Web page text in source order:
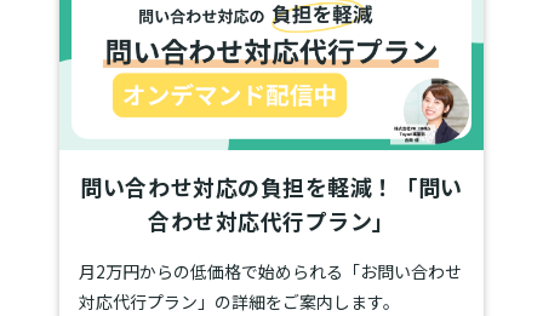
問い合わせ対応の負担を軽減！「問い
合わせ対応代行プラン」
月2万円からの低価格で始められる「お問い合わせ
対応代行プラン」の詳細をご案内します。